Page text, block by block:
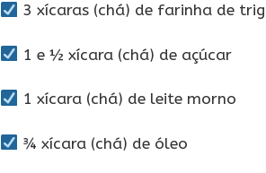
3 xícaras (chá) de farinha de
1 e ½ xícara (chá) de açúcar
1 xícara (chá) de leite morno
¾ xícara (chá) de óleo